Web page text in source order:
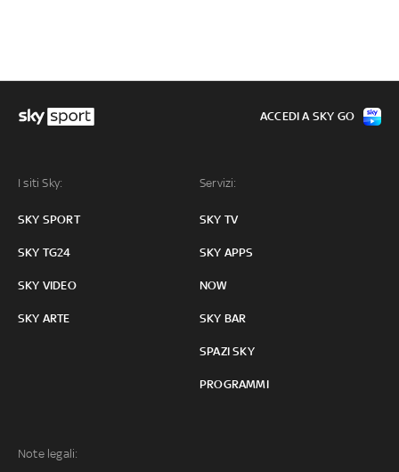
I siti Sky:
SKY SPORT
SKY TG24
SKY VIDEO
SKY ARTE
Servizi:
SKY TV
SKY APPS
NOW
SKY BAR
SPAZI SKY
PROGRAMMI
Note legali:
ACCEDI A SKY GO